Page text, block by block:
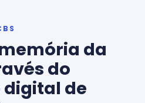
da
do
digital de